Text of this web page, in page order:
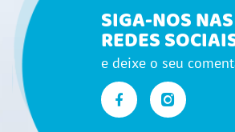
SIGA-NOS NAS
REDES
e deixe o seu